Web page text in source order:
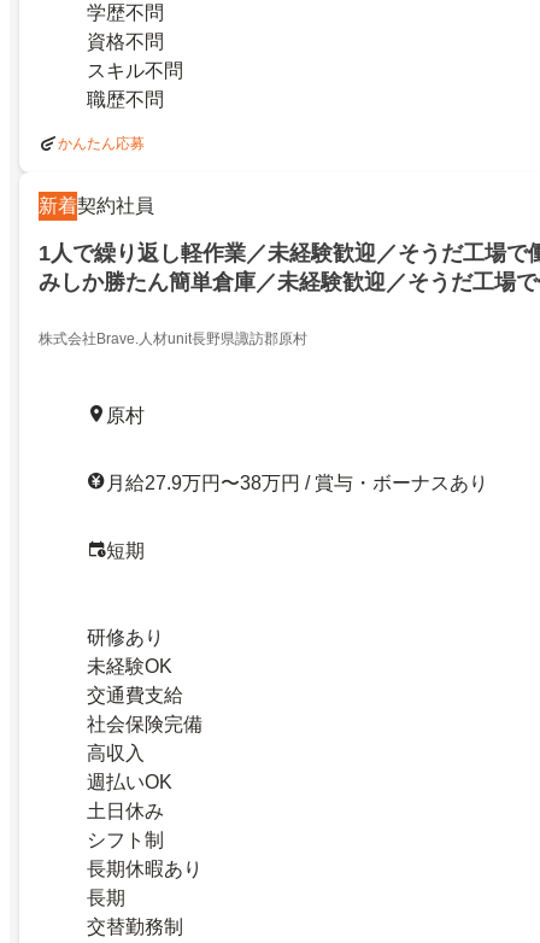
学歴不問
資格不問
スキル不問
職歴不問
かんたん応募
新着契約社員
1人で繰り返し軽作業／未経験歓迎／そうだ工場で
みしか勝たん簡単倉庫／未経験歓迎／そうだ工場
株式会社Brave.人材unit長野県諏訪郡原村
原村
月給27.9万円〜38万円 / 賞与・ボーナスあり
短期
研修あり
未経験OK
交通費支給
社会保険完備
高収入
週払いOK
土日休み
シフト制
長期休暇あり
長期
交替勤務制